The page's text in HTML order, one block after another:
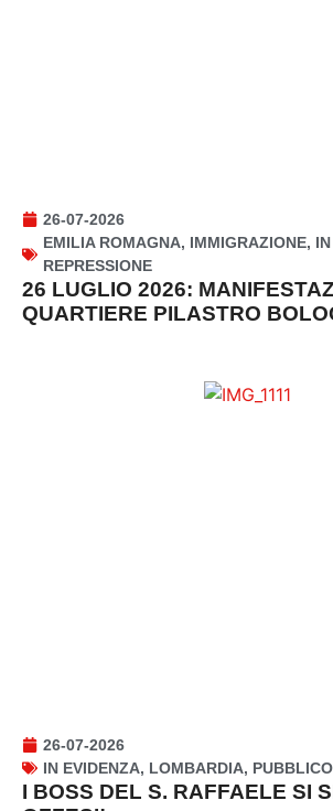
26-07-2026
EMILIA ROMAGNA, IMMIGRAZIONE,
REPRESSIONE
26 LUGLIO 2026:
QUARTIERE PILASTRO
26-07-2026
IN EVIDENZA, LOMBARDIA,
I BOSS DEL S. RAFFAELE SI